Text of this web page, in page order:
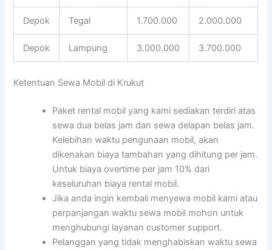
Depok Tegal 1.700.000 2.000.000
Depok Lampung 3.000.000 3.700.000
Ketentuan Sewa Mobil di Krukut
Paket rental mobil yang kami sediakan terdiri atas
sewa dua belas jam dan sewa delapan belas jam.
Kelebihan waktu pengunaan mobil, akan
dikenakan biaya tambahan yang dihitung per jam.
Untuk biaya overtime per jam 10% dari
keseluruhan biaya rental mobil.
Jika anda ingin kembali menyewa mobil kami atau
perpanjangan waktu sewa mobil mohon untuk
menghubungi layanan customer support.
Pelanggan yang tidak menghabiskan waktu sewa